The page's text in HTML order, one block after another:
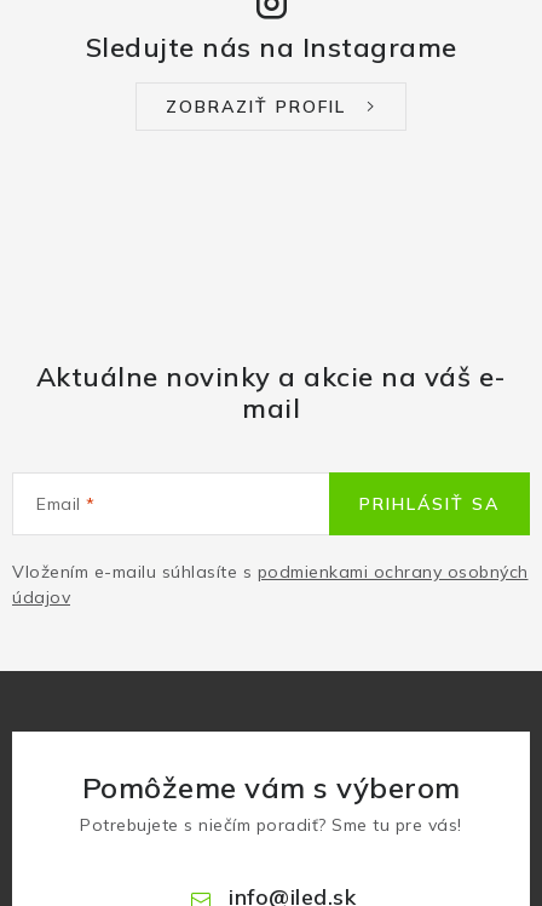
Sledujte nás na Instagrame
ZOBRAZIŤ PROFIL
Aktuálne novinky a akcie na váš e-
mail
Email
Vložením e-mailu súhlasíte s podmienkami ochrany osobných
údajov
PRIHLÁSIŤ SA
Pomôžeme vám s výberom
Potrebujete s niečím poradiť? Sme tu pre vás!
info@iled.sk